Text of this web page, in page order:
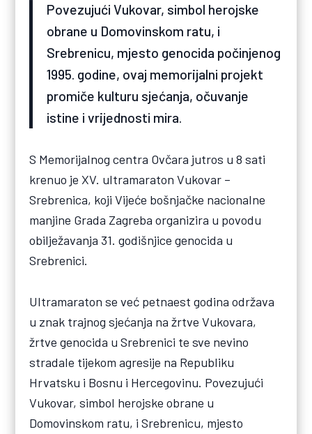
Povezujući Vukovar, simbol herojske
obrane u Domovinskom ratu, i
Srebrenicu, mjesto genocida počinjenog
1995. godine, ovaj memorijalni projekt
promiče kulturu sjećanja, očuvanje
istine i vrijednosti mira.
S Memorijalnog centra Ovčara jutros u 8 sati
krenuo je XV. ultramaraton Vukovar –
Srebrenica, koji Vijeće bošnjačke nacionalne
manjine Grada Zagreba organizira u povodu
obilježavanja 31. godišnjice genocida u
Srebrenici.
Ultramaraton se već petnaest godina održava
u znak trajnog sjećanja na žrtve Vukovara,
žrtve genocida u Srebrenici te sve nevino
stradale tijekom agresije na Republiku
Hrvatsku i Bosnu i Hercegovinu. Povezujući
Vukovar, simbol herojske obrane u
Domovinskom ratu, i Srebrenicu, mjesto